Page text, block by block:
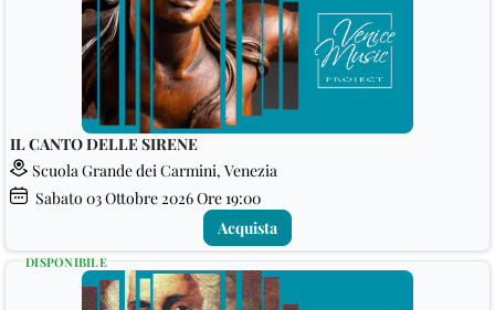
IL CANTO DELLE SIRENE
Scuola Grande dei Carmini, Venezia
Sabato 03Ottobre 2026Ore 19:00
Acquista
DISPONIBILE